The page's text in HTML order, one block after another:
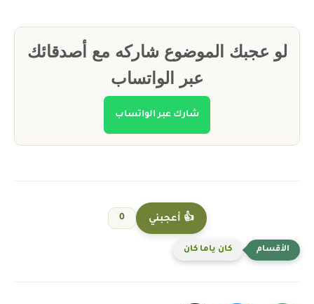
لو عجبك الموضوع شاركه مع أصدقائك
عبر الواتساب
شارك عبر الواتساب
👍 أعجبني 0
كان ياما كان